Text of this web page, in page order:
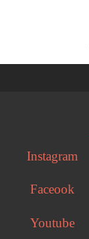
Instagram
Faceook
Youtube